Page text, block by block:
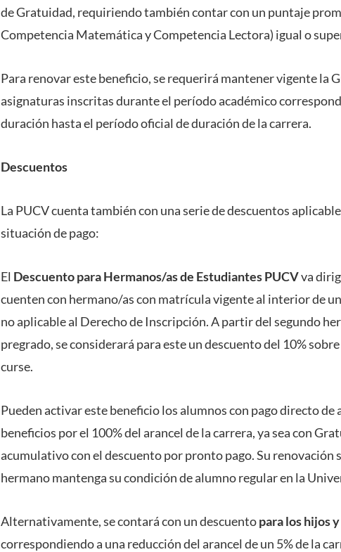
de Gratuidad, requiriendo también contar con un puntaje
Competencia Matemática y Competencia Lectora) igual o
Para renovar este beneficio, se requerirá mantener vigente la
asignaturas inscritas durante el período académico
duración hasta el período oficial de duración de la carrera.
Descuentos
La PUCV cuenta también con una serie de descuentos
situación de pago:
El Descuento para Hermanos/as de Estudiantes PUCVva
cuenten con hermano/as con matrícula vigente al interior de
no aplicable al Derecho de Inscripción. A partir del segundo
pregrado, se considerará para este un descuento del 10%
curse.
Pueden activar este beneficio los alumnos con pago directo de
beneficios por el 100% del arancel de la carrera, ya sea con
acumulativo con el descuento por pronto pago. Su renovación
hermano mantenga su condición de alumno regular en la
Alternativamente, se contará con un descuentopara los hijos
correspondiendo a una reducción del arancel de un 5% de la